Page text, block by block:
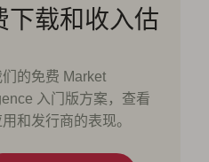
下载和收入估
的免费 Market
入门版方案，查看
用和发行商的表现。